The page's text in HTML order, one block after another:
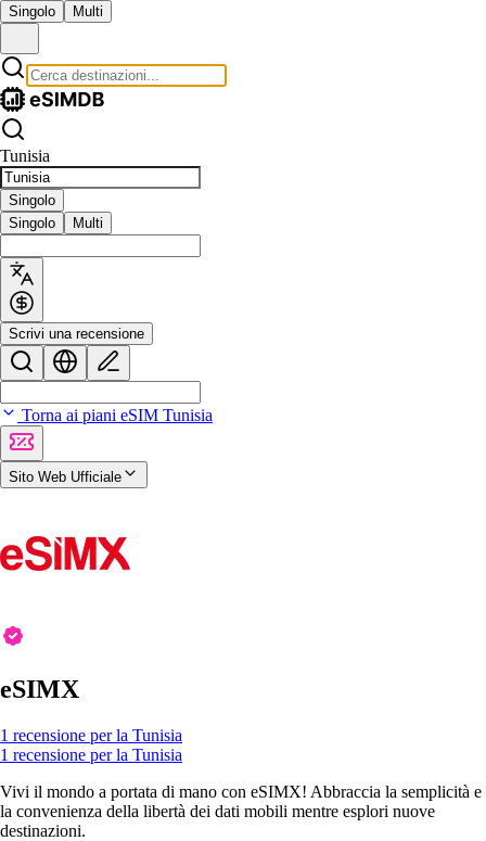
Singolo Multi
Tunisia
Singolo
Singolo
Multi
Scrivi una recensione
Torna ai piani eSIM Tunisia
Sito Web Ufficiale
eSIMX
1 recensione per la Tunisia
1 recensione per la Tunisia
Vivi il mondo a portata di mano con eSIMX! Abbraccia la semplicità e
la convenienza della libertà dei dati mobili mentre esplori nuove
destinazioni.